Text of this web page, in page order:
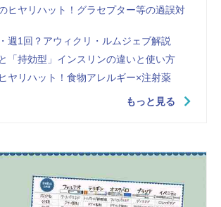
ヒヤリハット！グラセプター等の過誤対
週1回？アウィクリ・ルムジェブ解説
「持効型」インスリンの違いと使い方
ヤリハット！食物アレルギー×注射薬
もっと見る